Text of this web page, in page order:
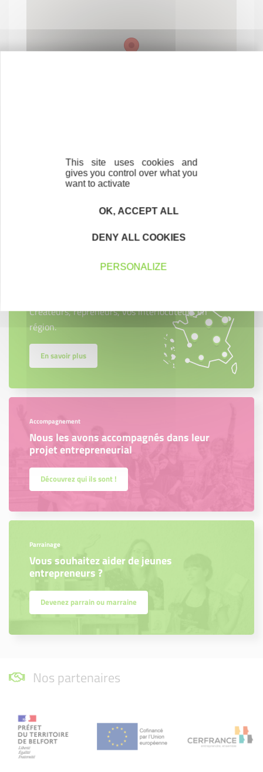
Cliquez ici
Créateurs, repreneurs, vos interlocuteurs en
région.
En savoir plus
Accompagnement
Nous les avons accompagnés dans leur
projet entrepreneurial
Découvrez qui ils sont !
Parrainage
Vous souhaitez aider de jeunes
entrepreneurs ?
Devenez parrain ou marraine
Nos partenaires
This site uses cookies and
gives you control over what you
want to activate
OK, ACCEPT ALL
DENY ALL COOKIES
PERSONALIZE